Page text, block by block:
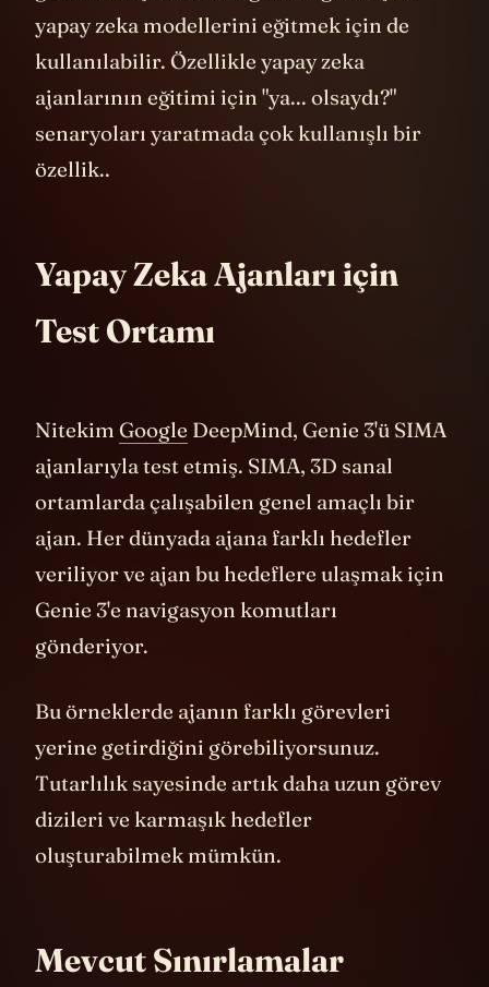
gücümüz açısından değerli değil. Başka
yapay zeka modellerini eğitmek için de
kullanılabilir. Özellikle yapay zeka
ajanlarının eğitimi için "ya... olsaydı?"
senaryoları yaratmada çok kullanışlı bir
Yapay Zeka Ajanları için
NitekimGoogleDeepMind, Genie 3'ü SIMA
ajanlarıyla test etmiş. SIMA, 3D sanal
ortamlarda çalışabilen genel amaçlı bir
ajan. Her dünyada ajana farklı hedefler
veriliyor ve ajan bu hedeflere ulaşmak için
Genie 3'e navigasyon komutları
Bu örneklerde ajanın farklı görevleri
yerine getirdiğini görebiliyorsunuz.
Tutarlılık sayesinde artık daha uzun görev
dizileri ve karmaşık hedefler